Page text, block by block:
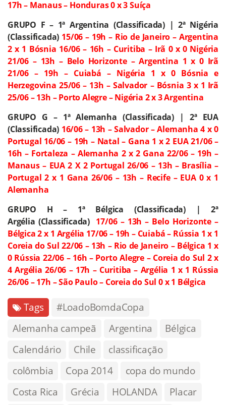
17h – Manaus – Honduras 0 x 3 Suíça
GRUPO F – 1ª Argentina (Classificada) | 2ª Nigéria
(Classificada) 15/06 – 19h – Rio de Janeiro – Argentina
2 x 1 Bósnia 16/06 – 16h – Curitiba – Irã 0 x 0 Nigéria
21/06 – 13h – Belo Horizonte – Argentina 1 x 0 Irã
21/06 – 19h – Cuiabá – Nigéria 1 x 0 Bósnia e
Herzegovina 25/06 – 13h – Salvador – Bósnia 3 x 1 Irã
25/06 – 13h – Porto Alegre – Nigéria 2 x 3 Argentina
GRUPO G – 1ª Alemanha (Classificada) | 2ª EUA
(Classificada) 16/06 – 13h – Salvador – Alemanha 4 x 0
Portugal 16/06 – 19h – Natal – Gana 1 x 2 EUA 21/06 –
16h – Fortaleza – Alemanha 2 x 2 Gana 22/06 – 19h –
Manaus – EUA 2 X 2 Portugal 26/06 – 13h – Brasília –
Portugal 2 x 1 Gana 26/06 – 13h – Recife – EUA 0 x 1
Alemanha
GRUPO H – 1ª Bélgica (Classificada) | 2ª
Argélia (Classificada) 17/06 – 13h – Belo Horizonte –
Bélgica 2 x 1 Argélia 17/06 – 19h – Cuiabá – Rússia 1 x 1
Coreia do Sul 22/06 – 13h – Rio de Janeiro – Bélgica 1 x
0 Rússia 22/06 – 16h – Porto Alegre – Coreia do Sul 2 x
4 Argélia 26/06 – 17h – Curitiba – Argélia 1 x 1 Rússia
26/06 – 17h – São Paulo – Coreia do Sul 0 x 1 Bélgica
Tags
#LoadoBomdaCopa
Alemanha campeã
Argentina
Bélgica
Calendário
Chile
classificação
colômbia
Copa 2014
copa do mundo
Costa Rica
Grécia HOLANDA
Placar